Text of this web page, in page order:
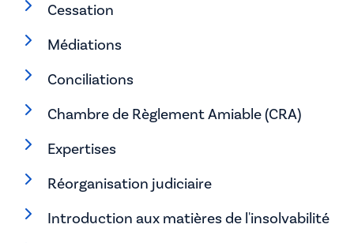
Cessation
Médiations
Conciliations
Chambre de Règlement Amiable (CRA)
Expertises
Réorganisation judiciaire
Introduction aux matières de l'insolvabilité